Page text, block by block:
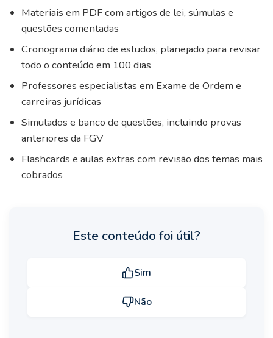
Materiais em PDF com artigos de lei, súmulas e
questões comentadas
Cronograma diário de estudos, planejado para revisar
todo o conteúdo em 100 dias
Professores especialistas em Exame de Ordem e
carreiras jurídicas
Simulados e banco de questões, incluindo provas
anteriores da FGV
Flashcards e aulas extras com revisão dos temas mais
cobrados
Este conteúdo foi útil?
Sim
Não